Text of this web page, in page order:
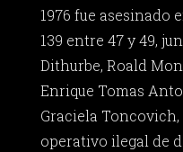
1976 fue asesinado
139 entre 47 y 49,
Dithurbe, Roald
Enrique Tomas
Graciela
operativo ilegal de